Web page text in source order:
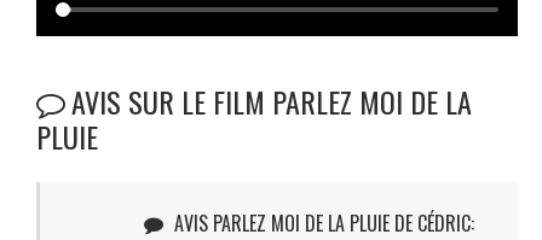
AVIS SUR LE FILM PARLEZ MOI DE LA
PLUIE
AVIS PARLEZ MOI DE LA PLUIE DE CÉDRIC: